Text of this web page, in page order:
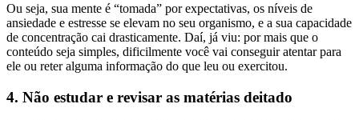
Ou seja, sua mente é “tomada” por expectativas, os níveis de
ansiedade e estresse se elevam no seu organismo, e a sua capacidade
de concentração cai drasticamente. Daí, já viu: por mais que o
conteúdo seja simples, dificilmente você vai conseguir atentar para
ele ou reter alguma informação do que leu ou exercitou.
4. Não estudar e revisar as matérias deitado